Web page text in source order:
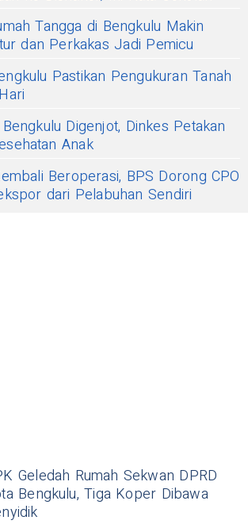
Tangga di Bengkulu Makin
dan Perkakas Jadi Pemicu
Pastikan Pengukuran Tanah
Digenjot, Dinkes Petakan
Anak
Beroperasi, BPS Dorong CPO
dari Pelabuhan Sendiri
Geledah Rumah Sekwan DPRD
Bengkulu, Tiga Koper Dibawa